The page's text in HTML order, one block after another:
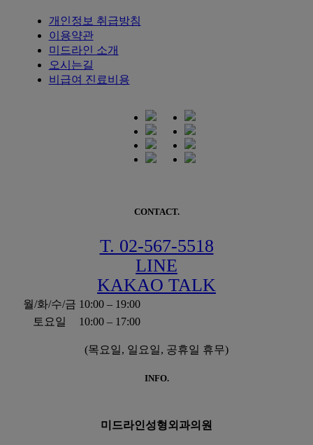
개인정보 취급방침
이용약관
미드라인 소개
오시는길
비급여 진료비용
CONTACT.
T. 02-567-5518
LINE
KAKAO TALK
월/화/수/금 10:00 – 19:00
토요일
10:00 – 17:00
(목요일, 일요일, 공휴일 휴무)
INFO.
미드라인성형외과의원